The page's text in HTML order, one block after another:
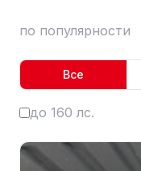
Все
до 160 лс.
по популярности